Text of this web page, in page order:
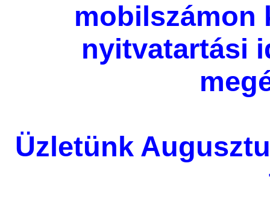
mobilszámon
nyitvatartási
Üzletünk